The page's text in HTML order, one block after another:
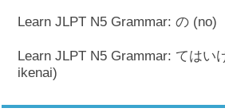
Learn JLPT N5 Grammar: の (no)
Learn JLPT N5 Grammar: てはい
ikenai)